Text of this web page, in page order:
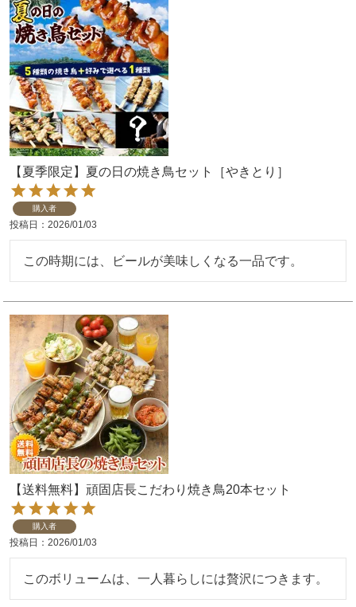
【夏季限定】夏の日の焼き鳥セット［やきとり］
購入者
投稿日 2026/01/03
この時期には、ビールが美味しくなる一品です。
【送料無料】頑固店長こだわり焼き鳥20本セット
購入者
投稿日 2026/01/03
このボリュームは、一人暮らしには贅沢につきます。